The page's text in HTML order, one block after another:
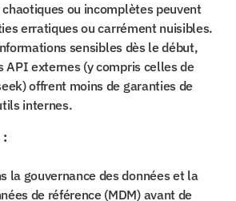
ou incomplètes peuvent
erratiques ou carrément nuisibles.
sensibles dès le début,
API externes (y compris celles de
offrent moins de garanties de
internes.
:
la gouvernance des données et la
de référence (MDM) avant de